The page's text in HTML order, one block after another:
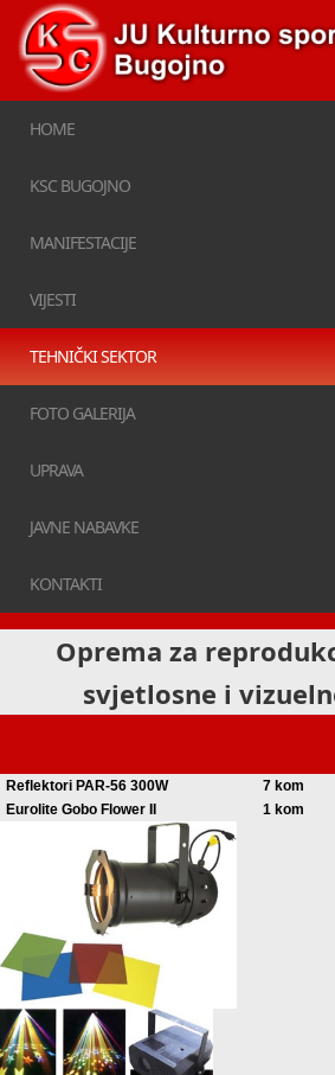
HOME
KSC BUGOJNO
MANIFESTACIJE
VIJESTI
TEHNIČKI SEKTOR
FOTO GALERIJA
UPRAVA
JAVNE NABAVKE
KONTAKTI
Oprema za
svjetlosne i
Reflektori PAR-56 300W
Eurolite Gobo Flower II
7 kom
1 kom